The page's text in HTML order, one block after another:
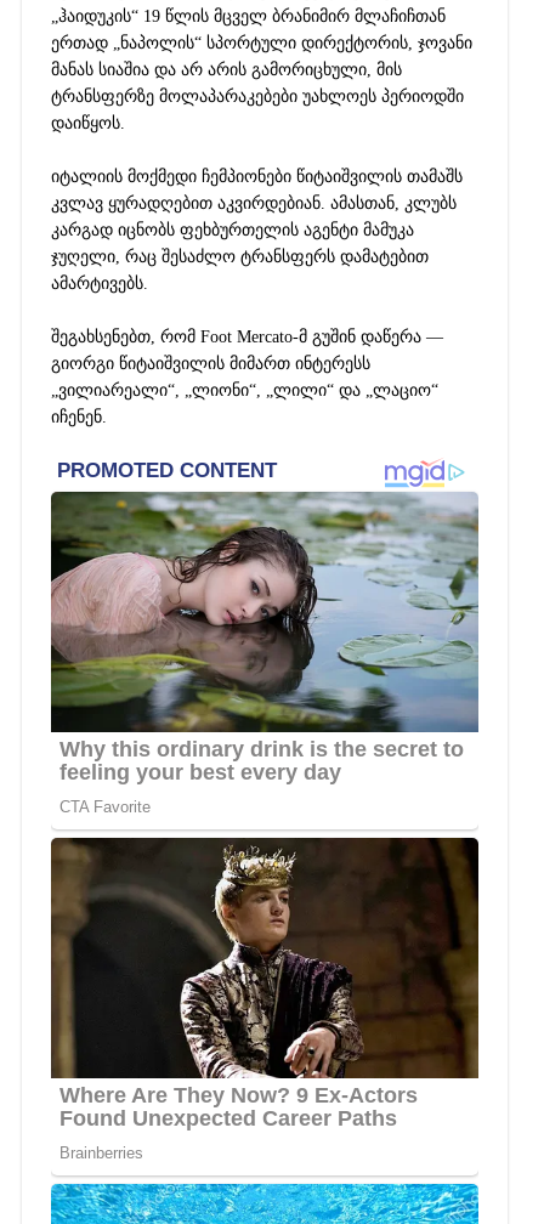
„ჰაიდუკის“ 19 წლის მცველ ბრანიმირ მლაჩიჩთან
ერთად „ნაპოლის“ სპორტული დირექტორის, ჯოვანი
მანას სიაშია და არ არის გამორიცხული, მის
ტრანსფერზე მოლაპარაკებები უახლოეს პერიოდში
დაიწყოს.
იტალიის მოქმედი ჩემპიონები წიტაიშვილის თამაშს
კვლავ ყურადღებით აკვირდებიან. ამასთან, კლუბს
კარგად იცნობს ფეხბურთელის აგენტი მამუკა
ჯუღელი, რაც შესაძლო ტრანსფერს დამატებით
ამარტივებს.
შეგახსენებთ, რომ Foot Mercato-მ გუშინ დაწერა —
გიორგი წიტაიშვილის მიმართ ინტერესს
„ვილიარეალი“, „ლიონი“, „ლილი“ და „ლაციო“
იჩენენ.